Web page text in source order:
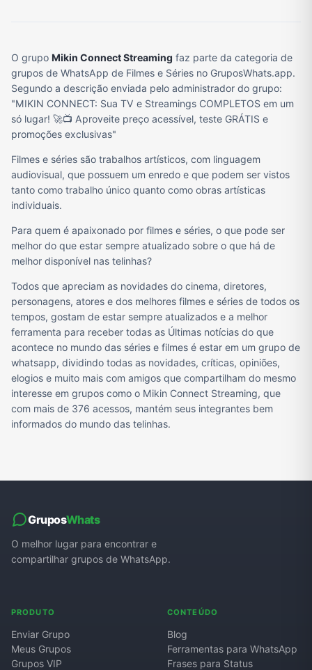
O grupo Mikin Connect Streaming faz parte da categoria de
grupos de WhatsApp de Filmes e Séries no GruposWhats.app.
Segundo a descrição enviada pelo administrador do grupo:
"MIKIN CONNECT: Sua TV e Streamings COMPLETOS em um
só lugar! 🚀📺 Aproveite preço acessível, teste GRÁTIS e
promoções exclusivas"
Filmes e séries são trabalhos artísticos, com linguagem
audiovisual, que possuem um enredo e que podem ser vistos
tanto como trabalho único quanto como obras artísticas
individuais.
Para quem é apaixonado por filmes e séries, o que pode ser
melhor do que estar sempre atualizado sobre o que há de
melhor disponível nas telinhas?
Todos que apreciam as novidades do cinema, diretores,
personagens, atores e dos melhores filmes e séries de todos os
tempos, gostam de estar sempre atualizados e a melhor
ferramenta para receber todas as Últimas notícias do que
acontece no mundo das séries e filmes é estar em um grupo de
whatsapp, dividindo todas as novidades, críticas, opiniões,
elogios e muito mais com amigos que compartilham do mesmo
interesse em grupos como o Mikin Connect Streaming, que
com mais de 376 acessos, mantém seus integrantes bem
informados do mundo das telinhas.
GruposWhats
O melhor lugar para encontrar e
compartilhar grupos de WhatsApp.
PRODUTO
Enviar Grupo
Meus Grupos
Grupos VIP
CONTEÚDO
Blog
Ferramentas para WhatsApp
Frases para Status